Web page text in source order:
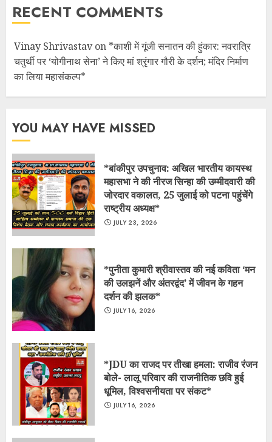
RECENT COMMENTS
Vinay Shrivastavon *काशी में गूंजी सनातन की हुंकार: नवरात्रि
चतुर्थी पर ‘योगीनाथ सेना’ ने किए मां श्रृंगार गौरी के दर्शन; मंदिर निर्माण
का लिया महासंकल्प*
YOU MAY HAVE MISSED
*बांकीपुर उपचुनाव: अखिल भारतीय कायस्थ
महासभा ने की नीरज सिन्हा की उम्मीदवारी की
जोरदार वकालत, 25 जुलाई को पटना पहुंचेंगे
राष्ट्रीय अध्यक्ष*
JULY 23, 2026
*पुनीता कुमारी श्रीवास्तव की नई कविता ‘मन
की उलझनें और अंतरद्वंद’ में जीवन के गहन
दर्शन की झलक*
JULY 16, 2026
*JDU का राजद पर तीखा हमला: राजीव रंजन
बोले- लालू परिवार की राजनीतिक छवि हुई
धूमिल, विश्वसनीयता पर संकट*
JULY 16, 2026